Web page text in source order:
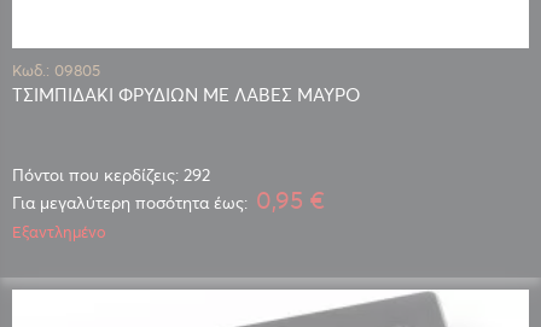
Κωδ.: 09805
ΤΣΙΜΠΙΔΑΚΙ ΦΡΥΔΙΩΝ ΜΕ ΛΑΒΕΣ ΜΑΥΡΟ
Πόντοι που κερδίζεις: 292
Για μεγαλύτερη ποσότητα έως: 0,95 €
Εξαντλημένο